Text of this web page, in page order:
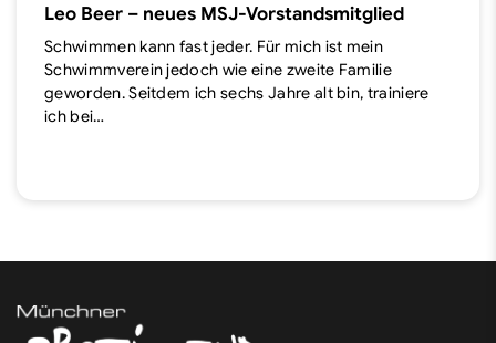
Leo Beer – neues MSJ-Vorstandsmitglied
Schwimmen kann fast jeder. Für mich ist mein
Schwimmverein jedoch wie eine zweite Familie
geworden. Seitdem ich sechs Jahre alt bin, trainiere
ich bei…